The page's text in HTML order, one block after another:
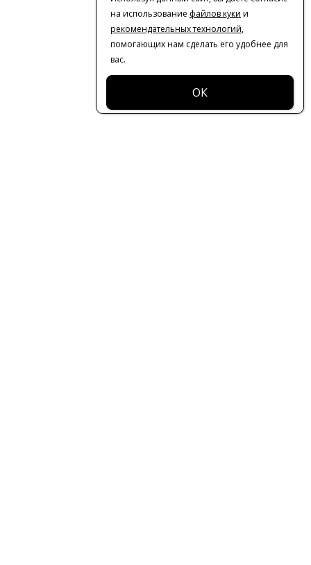
на использование файлов куки и
рекомендательных технологий,
помогающих нам сделать его удобнее для
вас.